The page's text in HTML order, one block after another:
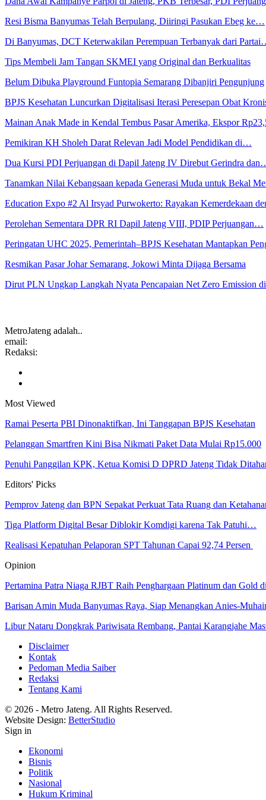
Resi Bisma Banyumas Telah Berpulang, Diiringi Pasukan Ebeg ke…
Di Banyumas, DCT Keterwakilan Perempuan Terbanyak dari
Tips Membeli Jam Tangan SKMEI yang Original dan Berkualitas
Belum Dibuka Playground Funtopia Semarang Dibanjiri Pengunjung
BPJS Kesehatan Luncurkan Digitalisasi Iterasi Peresepan Obat
Mainan Anak Made in Kendal Tembus Pasar Amerika, Ekspor
Pemikiran KH Sholeh Darat Relevan Jadi Model Pendidikan di…
Dua Kursi PDI Perjuangan di Dapil Jateng IV Direbut Gerindra
Tanamkan Nilai Kebangsaan kepada Generasi Muda untuk Bekal
Education Expo #2 Al Irsyad Purwokerto: Rayakan Kemerdekaan
Perolehan Sementara DPR RI Dapil Jateng VIII, PDIP Perjuangan…
Peringatan UHC 2025, Pemerintah–BPJS Kesehatan Mantapkan
Resmikan Pasar Johar Semarang, Jokowi Minta Dijaga Bersama
Dirut PLN Ungkap Langkah Nyata Pencapaian Net Zero Emission
MetroJateng adalah..
email:
Redaksi:
Most Viewed
Ramai Peserta PBI Dinonaktifkan, Ini Tanggapan BPJS Kesehatan
Pelanggan Smartfren Kini Bisa Nikmati Paket Data Mulai Rp15.000
Penuhi Panggilan KPK, Ketua Komisi D DPRD Jateng Tidak
Editors' Picks
Pemprov Jateng dan BPN Sepakat Perkuat Tata Ruang dan
Tiga Platform Digital Besar Diblokir Komdigi karena Tak Patuhi…
Realisasi Kepatuhan Pelaporan SPT Tahunan Capai 92,74 Persen
Opinion
Pertamina Patra Niaga RJBT Raih Penghargaan Platinum dan Gold
Barisan Amin Muda Banyumas Raya, Siap Menangkan Anies-
Libur Nataru Dongkrak Pariwisata Rembang, Pantai Karangjahe
Disclaimer
Kontak
Pedoman Media Saiber
Redaksi
Tentang Kami
© 2026 - Metro Jateng. All Rights Reserved.
Website Design: BetterStudio
Sign in
Ekonomi
Bisnis
Politik
Nasional
Hukum Kriminal